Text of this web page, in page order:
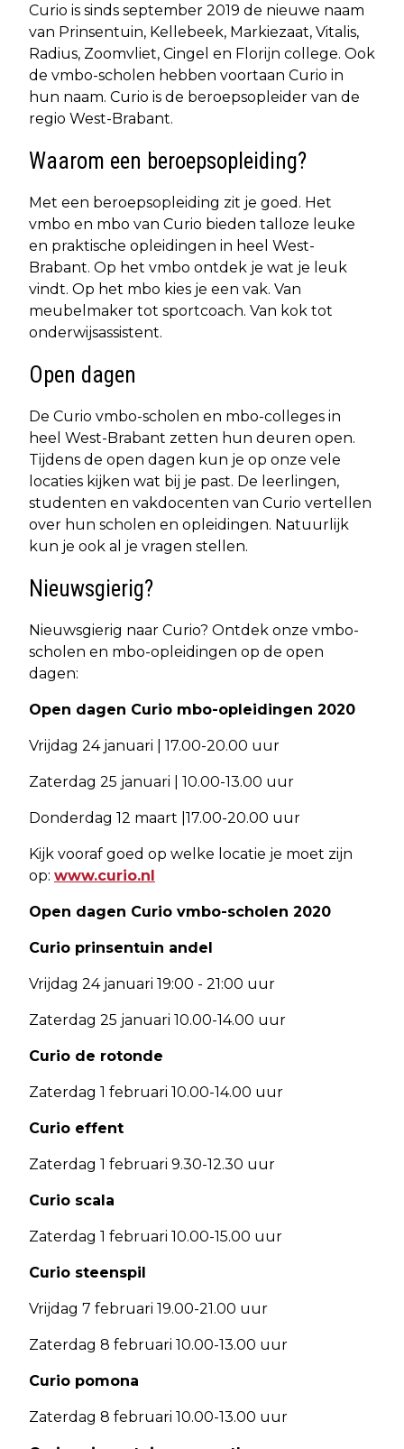
Curio is sinds september 2019 de nieuwe naam
van Prinsentuin, Kellebeek, Markiezaat, Vitalis,
Radius, Zoomvliet, Cingel en Florijn college. Ook
de vmbo-scholen hebben voortaan Curio in
hun naam. Curio is de beroepsopleider van de
regio West-Brabant.
Waarom een beroepsopleiding?
Met een beroepsopleiding zit je goed. Het
vmbo en mbo van Curio bieden talloze leuke
en praktische opleidingen in heel West-
Brabant. Op het vmbo ontdek je wat je leuk
vindt. Op het mbo kies je een vak. Van
meubelmaker tot sportcoach. Van kok tot
onderwijsassistent.
Open dagen
De Curio vmbo-scholen en mbo-colleges in
heel West-Brabant zetten hun deuren open.
Tijdens de open dagen kun je op onze vele
locaties kijken wat bij je past. De leerlingen,
studenten en vakdocenten van Curio vertellen
over hun scholen en opleidingen. Natuurlijk
kun je ook al je vragen stellen.
Nieuwsgierig?
Nieuwsgierig naar Curio? Ontdek onze vmbo-
scholen en mbo-opleidingen op de open
dagen:
Open dagen Curio mbo-opleidingen 2020
Vrijdag 24 januari | 17.00-20.00 uur
Zaterdag 25 januari | 10.00-13.00 uur
Donderdag 12 maart |17.00-20.00 uur
Kijk vooraf goed op welke locatie je moet zijn
op: www.curio.nl
Open dagen Curio vmbo-scholen 2020
Curio prinsentuin andel
Vrijdag 24 januari 19:00 - 21:00 uur
Zaterdag 25 januari 10.00-14.00 uur
Curio de rotonde
Zaterdag 1 februari 10.00-14.00 uur
Curio effent
Zaterdag 1 februari 9.30-12.30 uur
Curio scala
Zaterdag 1 februari 10.00-15.00 uur
Curio steenspil
Vrijdag 7 februari 19.00-21.00 uur
Zaterdag 8 februari 10.00-13.00 uur
Curio pomona
Zaterdag 8 februari 10.00-13.00 uur